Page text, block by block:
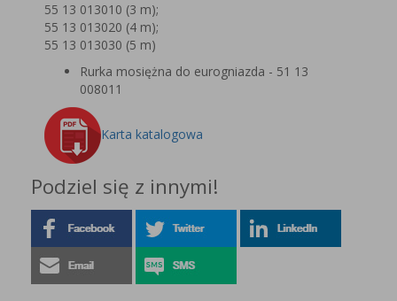
55 13 013010 (3 m);
55 13 013020 (4 m);
55 13 013030 (5 m)
Rurka mosiężna do eurogniazda - 51 13
008011
Karta katalogowa
Podziel się z innymi!